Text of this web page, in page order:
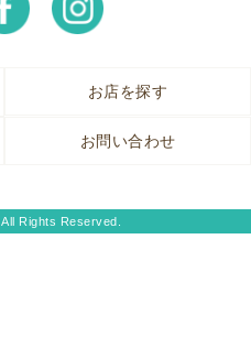
お店を探す
お問い合わせ
Rights Reserved.